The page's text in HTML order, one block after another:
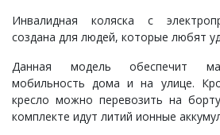
Инвалидная коляска с
создана для людей, которые любят
Данная модель обеспечит
мобильность дома и на улице.
кресло можно перевозить на
комплекте идут литий ионные